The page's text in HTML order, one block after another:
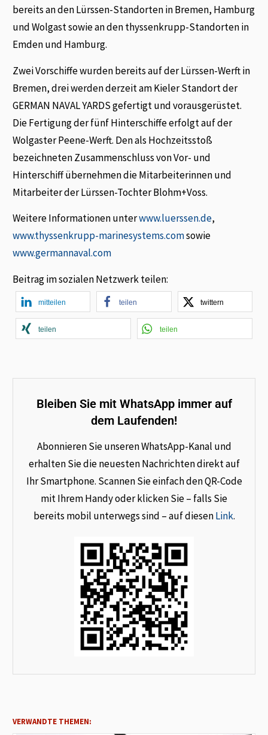
bereits an den Lürssen-Standorten in Bremen, Hamburg
und Wolgast sowie an den thyssenkrupp-Standorten in
Emden und Hamburg.
Zwei Vorschiffe wurden bereits auf der Lürssen-Werft in
Bremen, drei werden derzeit am Kieler Standort der
GERMAN NAVAL YARDS gefertigt und vorausgerüstet.
Die Fertigung der fünf Hinterschiffe erfolgt auf der
Wolgaster Peene-Werft. Den als Hochzeitsstoß
bezeichneten Zusammenschluss von Vor- und
Hinterschiff übernehmen die Mitarbeiterinnen und
Mitarbeiter der Lürssen-Tochter Blohm+Voss.
Weitere Informationen unterwww.luerssen.de,
www.thyssenkrupp-marinesystems.comsowie
www.germannaval.com
Beitrag im sozialen Netzwerk teilen:
mitteilen teilen twittern
teilen teilen
Bleiben Sie mit WhatsApp immer auf
dem Laufenden!
Abonnieren Sie unseren WhatsApp-Kanal und
erhalten Sie die neuesten Nachrichten direkt auf
Ihr Smartphone. Scannen Sie einfach den QR-Code
mit Ihrem Handy oder klicken Sie – falls Sie
bereits mobil unterwegs sind – auf diesenLink.
VERWANDTE THEMEN: